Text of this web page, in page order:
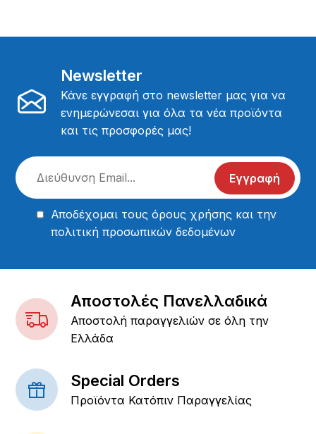
Newsletter
Κάνε εγγραφή στο newsletter μας για να
ενημερώνεσαι για όλα τα νέα προϊόντα
και τις προσφορές μας!
Εγγραφή
Αποδέχομαι τουςόρους χρήσης και την
πολιτική προσωπικών δεδομένων
Αποστολές Πανελλαδικά
Αποστολή παραγγελιών σε όλη την
Ελλάδα
Special Orders
Προϊόντα Κατόπιν Παραγγελίας